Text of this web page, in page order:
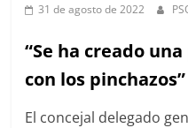
31 de agosto de 2022
“Se ha creado
con los pinchazos”
El concejal delegado